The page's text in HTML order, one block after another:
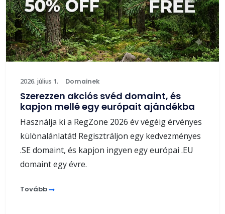
2026. július 1. Domainek
Szerezzen akciós svéd domaint, és
kapjon mellé egy európait ajándékba
Használja ki a RegZone 2026 év végéig érvényes
különalánlatát! Regisztráljon egy kedvezményes
.SE domaint, és kapjon ingyen egy európai .EU
domaint egy évre.
Tovább